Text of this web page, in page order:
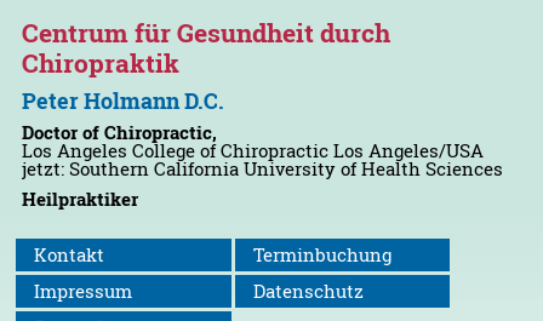
Centrum für Gesundheit durch
Chiropraktik
Peter Holmann D.C.
Doctor of Chiropractic,
Los Angeles College of Chiropractic Los Angeles/USA
jetzt: Southern California University of Health Sciences
Heilpraktiker
Kontakt
Terminbuchung
Impressum
Datenschutz